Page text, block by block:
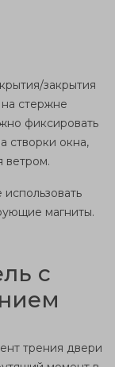
закрытия
стержне
фиксировать
створки окна,
ветром.
использовать
магниты.
с
трения двери